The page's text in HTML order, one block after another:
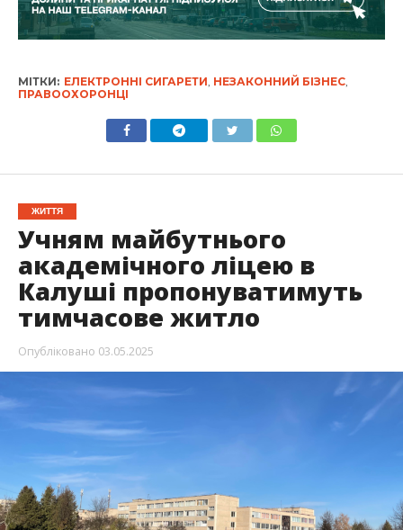
МІТКИ: ЕЛЕКТРОННІ СИГАРЕТИ, НЕЗАКОННИЙ БІЗНЕС,
ПРАВООХОРОНЦІ
ЖИТТЯ
Учням майбутнього
академічного ліцею в
Калуші пропонуватимуть
тимчасове житло
Опубліковано 03.05.2025